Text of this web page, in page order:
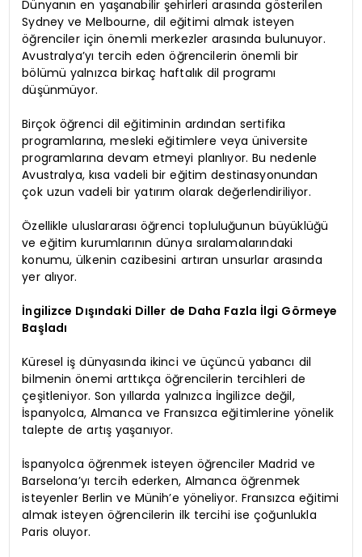
Dünyanın en yaşanabilir şehirleri arasında gösterilen
Sydney ve Melbourne, dil eğitimi almak isteyen
öğrenciler için önemli merkezler arasında bulunuyor.
Avustralya’yı tercih eden öğrencilerin önemli bir
bölümü yalnızca birkaç haftalık dil programı
düşünmüyor.
Birçok öğrenci dil eğitiminin ardından sertifika
programlarına, mesleki eğitimlere veya üniversite
programlarına devam etmeyi planlıyor. Bu nedenle
Avustralya, kısa vadeli bir eğitim destinasyonundan
çok uzun vadeli bir yatırım olarak değerlendiriliyor.
Özellikle uluslararası öğrenci topluluğunun büyüklüğü
ve eğitim kurumlarının dünya sıralamalarındaki
konumu, ülkenin cazibesini artıran unsurlar arasında
yer alıyor.
İngilizce Dışındaki Diller de Daha Fazla İlgi Görmeye
Başladı
Küresel iş dünyasında ikinci ve üçüncü yabancı dil
bilmenin önemi arttıkça öğrencilerin tercihleri de
çeşitleniyor. Son yıllarda yalnızca İngilizce değil,
İspanyolca, Almanca ve Fransızca eğitimlerine yönelik
talepte de artış yaşanıyor.
İspanyolca öğrenmek isteyen öğrenciler Madrid ve
Barselona’yı tercih ederken, Almanca öğrenmek
isteyenler Berlin ve Münih’e yöneliyor. Fransızca eğitimi
almak isteyen öğrencilerin ilk tercihi ise çoğunlukla
Paris oluyor.